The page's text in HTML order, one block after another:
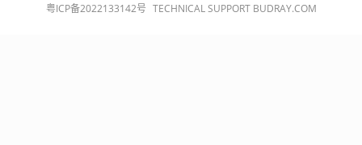
粤ICP备2022133142号 TECHNICAL SUPPORT BUDRAY.COM